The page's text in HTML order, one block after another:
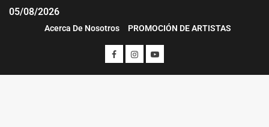
05/08/2026
Acerca De Nosotros PROMOCIÓN DE ARTISTAS